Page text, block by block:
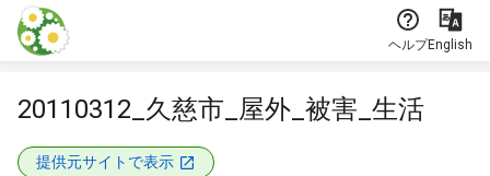
本文に飛ぶ
ヘルプEnglish
20110312_久慈市_屋外_被害_生活
提供元サイトで表示